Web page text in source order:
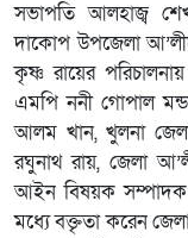
সভাপতি আলহাজ্ব
দাকোপ উপজেলা
কৃষ্ণ রায়ের
এমপি ননী গোপাল
আলম খান, খুলনা
রঘুনাথ রায়, জেলা
আইন বিষয়ক সম্পাদক
মধ্যে বক্তৃতা করেন